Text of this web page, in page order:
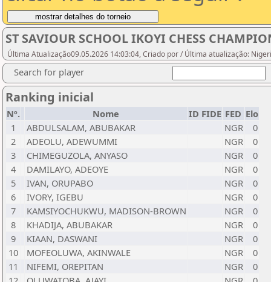
ST SAVIOUR SCHOOL IKOYI CHESS
Última Atualização09.05.2026 14:03:04, Criado por / Última atualização:
Search for player
Ranking inicial
Nº. Nome ID FIDE FED Elo
1
ABDULSALAM, ABUBAKAR NGR
0
2
ADEOLU, ADEWUMMI NGR
0
3
CHIMEGUZOLA, ANYASO NGR
0
4
DAMILAYO, ADEOYE NGR
0
5
IVAN, ORUPABO NGR
0
6
IVORY, IGEBU NGR
0
7
KAMSIYOCHUKWU, MADISON-BROWN NGR
0
8
KHADIJA, ABUBAKAR NGR
0
9
KIAAN, DASWANI NGR
0
10
MOFEOLUWA, AKINWALE NGR
0
11
NIFEMI, OREPITAN NGR
0